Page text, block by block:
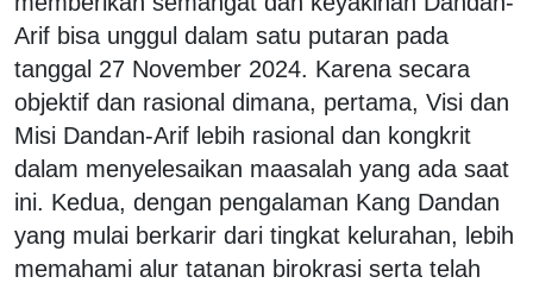
Arif bisa unggul dalam satu putaran pada
tanggal 27 November 2024. Karena secara
objektif dan rasional dimana, pertama, Visi dan
Misi Dandan-Arif lebih rasional dan kongkrit
dalam menyelesaikan maasalah yang ada saat
ini. Kedua, dengan pengalaman Kang Dandan
yang mulai berkarir dari tingkat kelurahan, lebih
memahami alur tatanan birokrasi serta telah